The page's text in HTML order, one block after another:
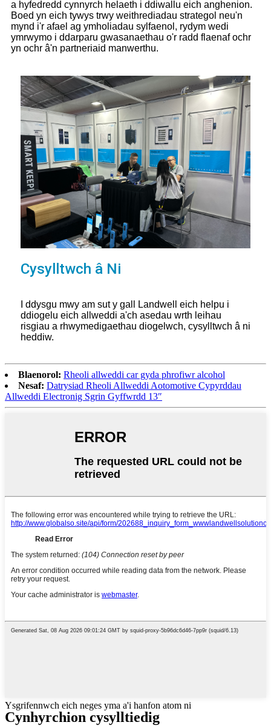
a hyfedredd cynnyrch helaeth i ddiwallu eich anghenion.
Boed yn eich tywys trwy weithrediadau strategol neu'n
mynd i'r afael ag ymholiadau sylfaenol, rydym wedi
ymrwymo i ddarparu gwasanaethau o'r radd flaenaf ochr
yn ochr â'n partneriaid manwerthu.
Cysylltwch â Ni
I ddysgu mwy am sut y gall Landwell eich helpu i
ddiogelu eich allweddi a'ch asedau wrth leihau
risgiau a rhwymedigaethau diogelwch, cysylltwch â ni
heddiw.
Blaenorol: Rheoli allweddi car gyda phrofiwr alcohol
Nesaf: Datrysiad Rheoli Allweddi Aotomotive Cypyrddau
Allweddi Electronig Sgrin Gyffwrdd 13″
Ysgrifennwch eich neges yma a'i hanfon atom ni
Cynhyrchion cysylltiedig